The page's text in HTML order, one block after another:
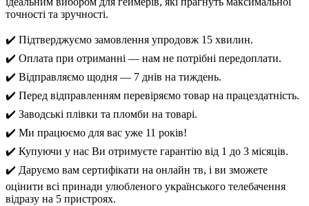
точності та зручності.
✔️ Підтверджуємо замовлення упродовж 15 хвилин.
✔️ Оплата при отриманні — нам не потрібні передоплати.
✔️ Відправляємо щодня — 7 днів на тиждень.
✔️ Перед відправленням перевіряємо товар на працездатність.
✔️ Заводські плівки та пломби на товарі.
✔️ Ми працюємо для вас уже 11 років!
✔️ Купуючи у нас Ви отримуєте гарантію від 1 до 3 місяців.
✔️ Даруємо вам сертифікати на онлайн тв, і ви зможете
оцінити всі принади улюбленого українського телебачення
відразу на 5 пристроях.